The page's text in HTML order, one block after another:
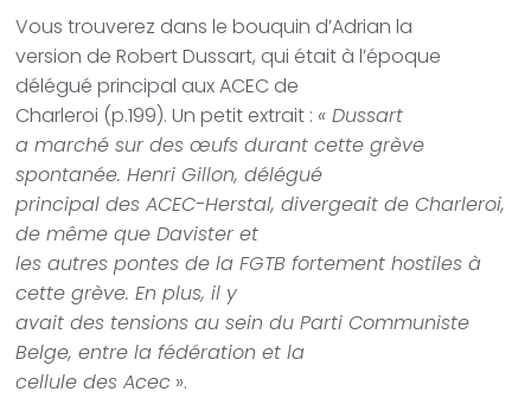
Vous trouverez dans le bouquin d’Adrian la
version de Robert Dussart, qui était à l’époque
délégué principal aux ACEC de
Charleroi (p.199). Un petit extrait : « Dussart
a marché sur des œufs durant cette grève
spontanée. Henri Gillon, délégué
principal des ACEC-Herstal, divergeait de Charleroi,
de même que Davister et
les autres pontes de la FGTB fortement hostiles à
cette grève. En plus, il y
avait des tensions au sein du Parti Communiste
Belge, entre la fédération et la
cellule des Acec ».